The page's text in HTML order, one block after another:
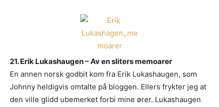
21. Erik Lukashaugen – Av en sliters memoarer
En annen norsk godbit kom fra Erik Lukashaugen, som
Johnny heldigvis omtalte på bloggen. Ellers frykter jeg at
den ville glidd ubemerket forbi mine ører. Lukashaugen